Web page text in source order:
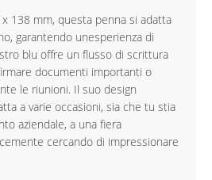
138 mm, questa penna si adatta
garantendo unesperienza di
blu offre un flusso di scrittura
documenti importanti o
le riunioni. Il suo design
a varie occasioni, sia che tu stia
aziendale, a una fiera
cercando di impressionare